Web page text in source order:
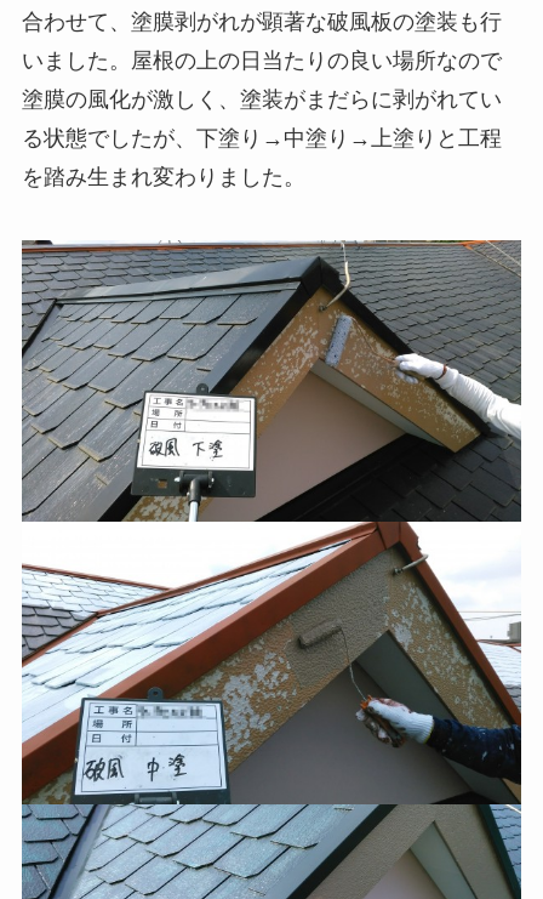
合わせて、塗膜剥がれが顕著な破風板の塗装も行
いました。屋根の上の日当たりの良い場所なので
塗膜の風化が激しく、塗装がまだらに剥がれてい
る状態でしたが、下塗り→中塗り→上塗りと工程
を踏み生まれ変わりました。